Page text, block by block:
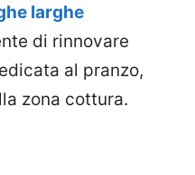
larghe
di rinnovare
al pranzo,
zona cottura.